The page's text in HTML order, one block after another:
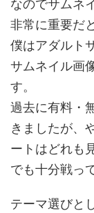
なのでサムネ
非常に重要だ
僕はアダルト
サムネイル画
す。
過去に有料・
きましたが、
ートはどれも
でも十分戦っ
テーマ選びと